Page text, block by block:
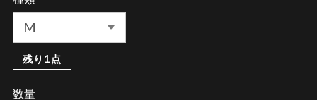
残り1点
数量